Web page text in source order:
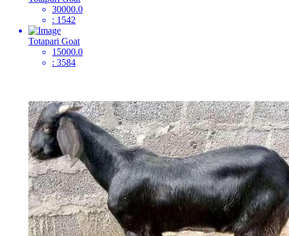
30000.0
: 1542
Totapari Goat
15000.0
: 3584